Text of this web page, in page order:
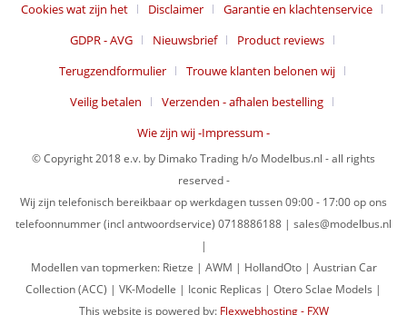
Cookies wat zijn het
Disclaimer
Garantie en klachtenservice
GDPR - AVG
Nieuwsbrief
Product reviews
Terugzendformulier
Trouwe klanten belonen wij
Veilig betalen
Verzenden - afhalen bestelling
Wie zijn wij -Impressum -
© Copyright 2018 e.v. by Dimako Trading h/o Modelbus.nl - all rights
reserved -
Wij zijn telefonisch bereikbaar op werkdagen tussen 09:00 - 17:00 op ons
telefoonnummer (incl antwoordservice) 0718886188 | sales@modelbus.nl
|
Modellen van topmerken: Rietze | AWM | HollandOto | Austrian Car
Collection (ACC) | VK-Modelle | Iconic Replicas | Otero Sclae Models |
This website is powered by: Flexwebhosting - FXW